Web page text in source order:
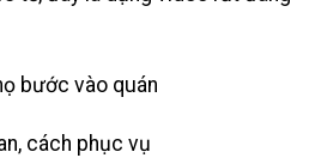
bước vào quán
cách phục vụ